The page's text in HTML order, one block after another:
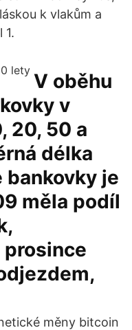
k vlakům a
1.
V oběhu
v
20, 50 a
délka
bankovky je
měla podíl
prosince
měny bitcoin